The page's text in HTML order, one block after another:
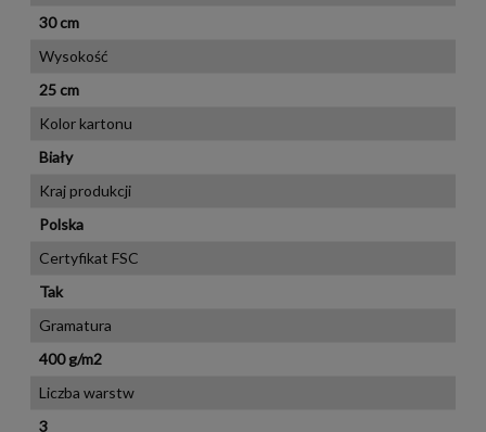
30 cm
Wysokość
25 cm
Kolor kartonu
Biały
Kraj produkcji
Polska
Certyfikat FSC
Tak
Gramatura
400 g/m2
Liczba warstw
3